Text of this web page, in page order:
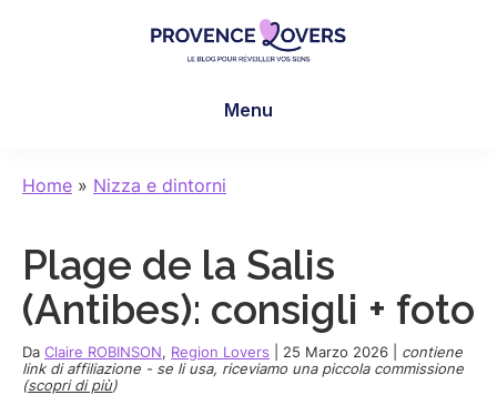
sensi
-
blog
de
Claire
Menu
Home » Nizza e dintorni
Plage de la Salis
(Antibes): consigli + foto
Da Claire ROBINSON, Region Lovers 25 Marzo 2026
contiene
link di affiliazione - se li usa, riceviamo una piccola commissione
(scopri di più)